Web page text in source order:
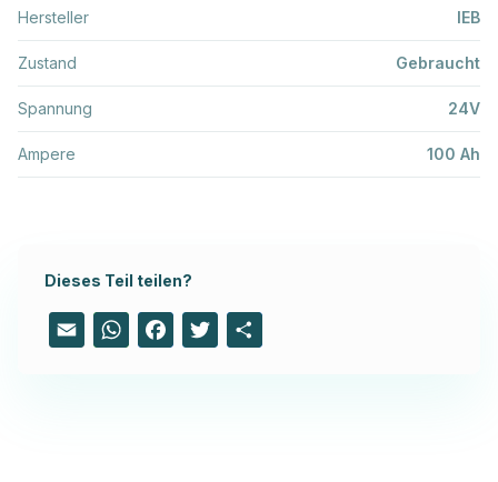
Hersteller IEB
Zustand Gebraucht
Spannung 24V
Ampere 100 Ah
Dieses Teil teilen?
Email WhatsAppFacebook
Twitter